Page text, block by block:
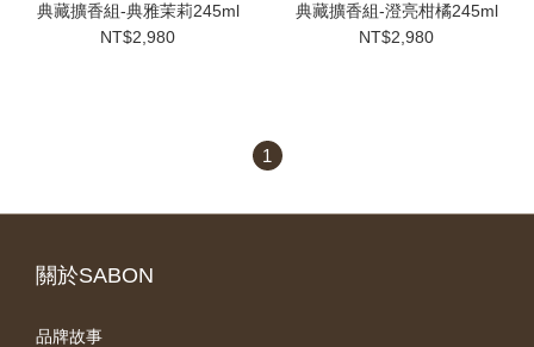
典藏擴香組-典雅茉莉245ml
NT$2,980
典藏擴香組-澄亮柑橘245ml
NT$2,980
1
關於SABON
品牌故事